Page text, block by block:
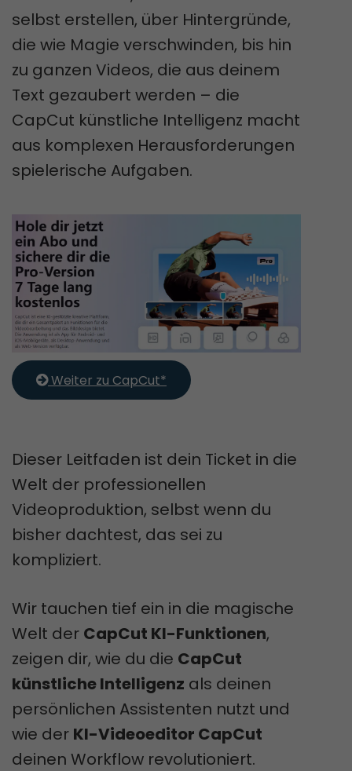
selbst erstellen, über Hintergründe,
die wie Magie verschwinden, bis hin
zu ganzen Videos, die aus deinem
Text gezaubert werden – die
CapCut künstliche Intelligenz macht
aus komplexen Herausforderungen
spielerische Aufgaben.
Weiter zu CapCut*
Dieser Leitfaden ist dein Ticket in die
Welt der professionellen
Videoproduktion, selbst wenn du
bisher dachtest, das sei zu
kompliziert.
Wir tauchen tief ein in die magische
Welt der CapCut KI-Funktionen,
zeigen dir, wie du die CapCut
künstliche Intelligenz als deinen
persönlichen Assistenten nutzt und
wie der KI-Videoeditor CapCut
deinen Workflow revolutioniert.